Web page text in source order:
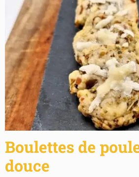
Boulettes de
douce